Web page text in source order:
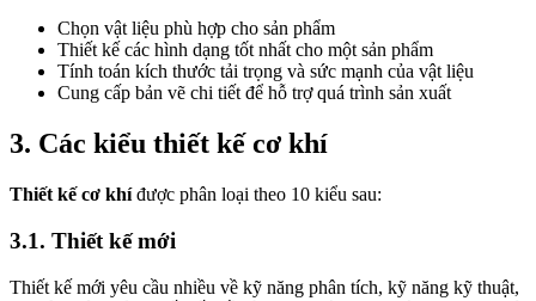
Chọn vật liệu phù hợp cho sản phẩm
Thiết kế các hình dạng tốt nhất cho một sản phẩm
Tính toán kích thước tải trọng và sức mạnh của vật liệu
Cung cấp bản vẽ chi tiết để hỗ trợ quá trình sản xuất
3. Các kiểu thiết kế cơ khí
Thiết kế cơ khíđược phân loại theo 10 kiểu sau:
3.1. Thiết kế mới
Thiết kế mới yêu cầu nhiều về kỹ năng phân tích, kỹ năng kỹ thuật,